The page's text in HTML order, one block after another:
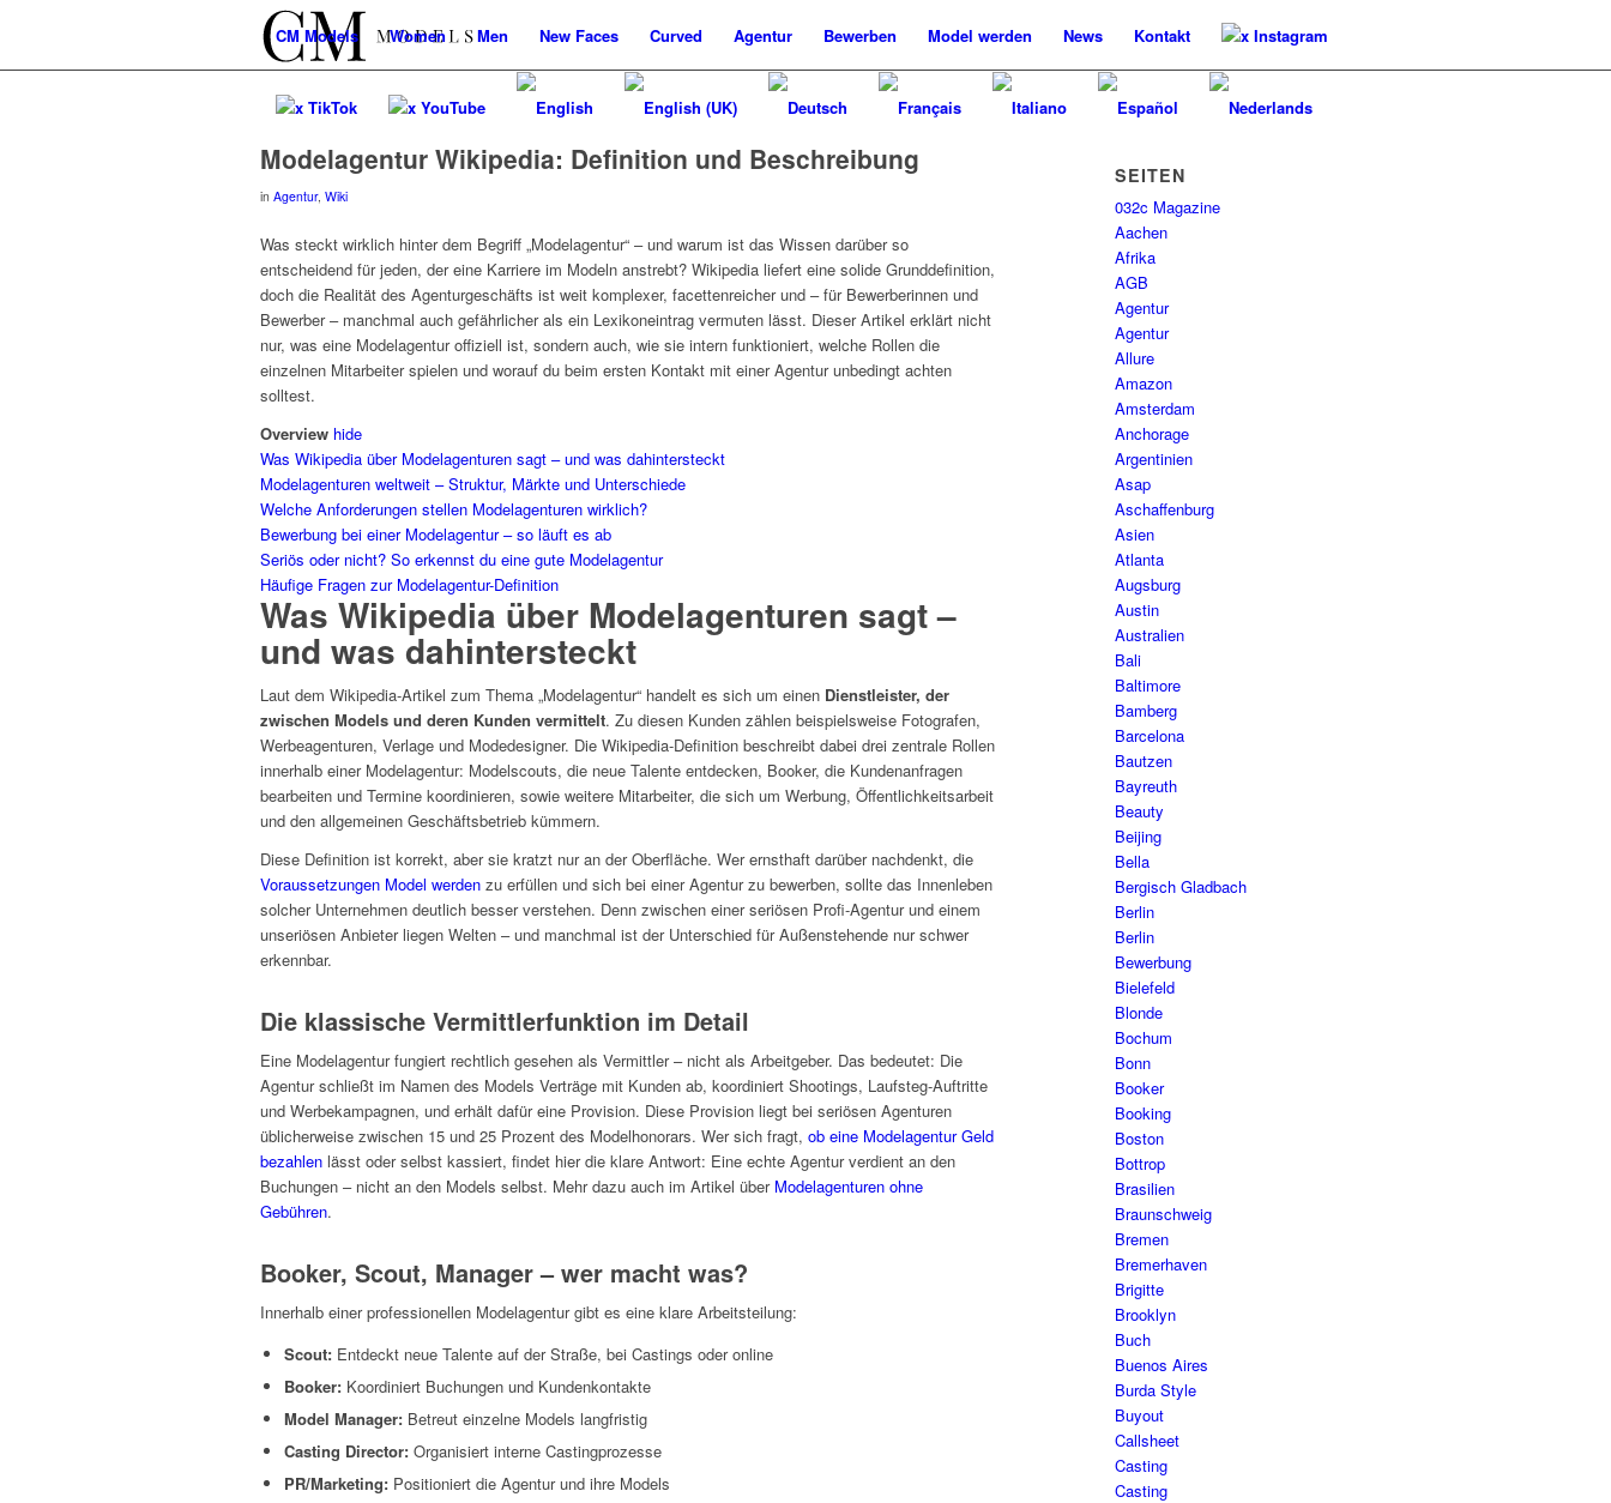
CMModels Women Men New Faces Curved Agentur Bewerben Model werden News Kontakt x Instagram
x TikTok x YouTube
Modelagentur Wikipedia: Definition und Beschreibung
in Agentur, Wiki
Was steckt wirklich hinter dem Begriff „Modelagentur“ – und warum ist das Wissen darüber so
entscheidend für jeden, der eine Karriere im Modeln anstrebt? Wikipedia liefert eine solide Grunddefinition,
doch die Realität des Agenturgeschäfts ist weit komplexer, facettenreicher und – für Bewerberinnen und
Bewerber – manchmal auch gefährlicher als ein Lexikoneintrag vermuten lässt. Dieser Artikel erklärt nicht
nur, was eine Modelagentur offiziell ist, sondern auch, wie sie intern funktioniert, welche Rollen die
einzelnen Mitarbeiter spielen und worauf du beim ersten Kontakt mit einer Agentur unbedingt achten
solltest.
Overview hide
Was Wikipedia über Modelagenturen sagt – und was dahintersteckt
Modelagenturen weltweit – Struktur, Märkte und Unterschiede
Welche Anforderungen stellen Modelagenturen wirklich?
Bewerbung bei einer Modelagentur – so läuft es ab
Seriös oder nicht? So erkennst du eine gute Modelagentur
Häufige Fragen zur Modelagentur-Definition
Was Wikipedia über Modelagenturen sagt –
und was dahintersteckt
Laut dem Wikipedia-Artikel zum Thema „Modelagentur“ handelt es sich um einen Dienstleister, der
zwischen Models und deren Kunden vermittelt. Zu diesen Kunden zählen beispielsweise Fotografen,
Werbeagenturen, Verlage und Modedesigner. Die Wikipedia-Definition beschreibt dabei drei zentrale Rollen
innerhalb einer Modelagentur: Modelscouts, die neue Talente entdecken, Booker, die Kundenanfragen
bearbeiten und Termine koordinieren, sowie weitere Mitarbeiter, die sich um Werbung, Öffentlichkeitsarbeit
und den allgemeinen Geschäftsbetrieb kümmern.
Diese Definition ist korrekt, aber sie kratzt nur an der Oberfläche. Wer ernsthaft darüber nachdenkt, die
Voraussetzungen Model werden zu erfüllen und sich bei einer Agentur zu bewerben, sollte das Innenleben
solcher Unternehmen deutlich besser verstehen. Denn zwischen einer seriösen Profi-Agentur und einem
unseriösen Anbieter liegen Welten – und manchmal ist der Unterschied für Außenstehende nur schwer
erkennbar.
Die klassische Vermittlerfunktion im Detail
Eine Modelagentur fungiert rechtlich gesehen als Vermittler – nicht als Arbeitgeber. Das bedeutet: Die
Agentur schließt im Namen des Models Verträge mit Kunden ab, koordiniert Shootings, Laufsteg-Auftritte
und Werbekampagnen, und erhält dafür eine Provision. Diese Provision liegt bei seriösen Agenturen
üblicherweise zwischen 15 und 25 Prozent des Modelhonorars. Wer sich fragt, ob eine Modelagentur Geld
bezahlen lässt oder selbst kassiert, findet hier die klare Antwort: Eine echte Agentur verdient an den
Buchungen – nicht an den Models selbst. Mehr dazu auch im Artikel über Modelagenturen ohne
Gebühren.
Booker, Scout, Manager – wer macht was?
Innerhalb einer professionellen Modelagentur gibt es eine klare Arbeitsteilung:
Scout: Entdeckt neue Talente auf der Straße, bei Castings oder online
Booker: Koordiniert Buchungen und Kundenkontakte
Model Manager: Betreut einzelne Models langfristig
Casting Director: Organisiert interne Castingprozesse
PR/Marketing: Positioniert die Agentur und ihre Models
SEITEN
032c Magazine
Aachen
Afrika
AGB
Agentur
Agentur
Allure
Amazon
Amsterdam
Anchorage
Argentinien
Asap
Aschaffenburg
Asien
Atlanta
Augsburg
Austin
Australien
Bali
Baltimore
Bamberg
Barcelona
Bautzen
Bayreuth
Beauty
Beijing
Bella
Bergisch Gladbach
Berlin
Berlin
Bewerbung
Bielefeld
Blonde
Bochum
Bonn
Booker
Booking
Boston
Bottrop
Brasilien
Braunschweig
Bremen
Bremerhaven
Brigitte
Brooklyn
Buch
Buenos Aires
Burda Style
Buyout
Callsheet
Casting
Casting